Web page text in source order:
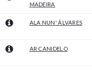
MADEIRA
ALA NUN' ÁLVARES
AR CANIDELO